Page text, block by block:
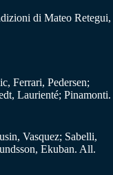
di Mateo Retegui,
Ferrari, Pedersen;
Laurienté; Pinamonti.
Vasquez; Sabelli,
Ekuban. All.